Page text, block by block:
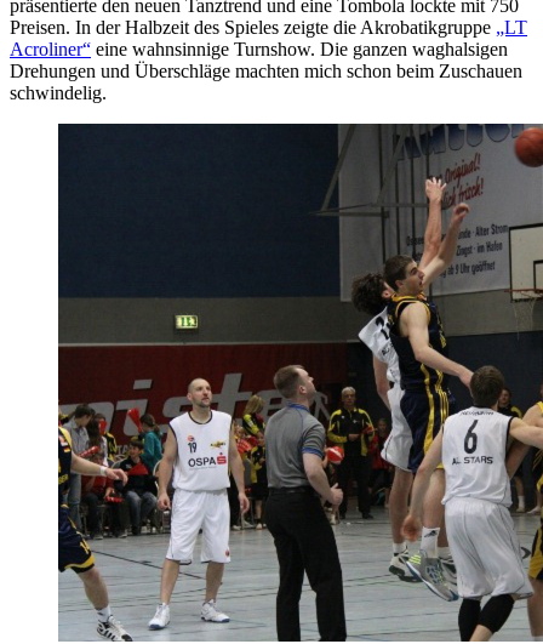
präsentierte den neuen Tanztrend und eine Tombola lockte mit 750
Preisen. In der Halbzeit des Spieles zeigte die Akrobatikgruppe „LT
Acroliner“ eine wahnsinnige Turnshow. Die ganzen waghalsigen
Drehungen und Überschläge machten mich schon beim Zuschauen
schwindelig.